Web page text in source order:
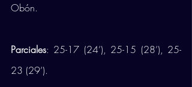
Obón.
Parciales: 25-17 (24’), 25-15 (28’), 25-
23 (29’).